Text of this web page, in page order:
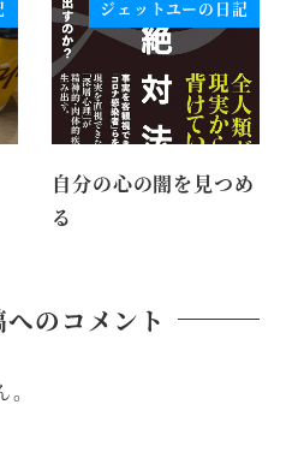
ジェットユーの日記
自分の心の闇を見つめ
る
へのコメント